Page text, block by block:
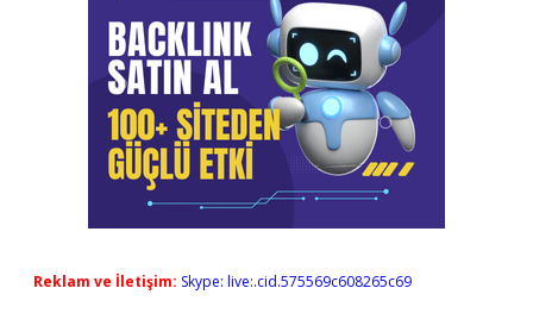
Reklam ve İletişim: Skype: live:.cid.575569c608265c69